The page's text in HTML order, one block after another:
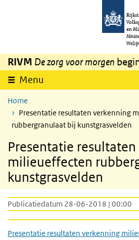
Overslaan en naar de inhoud gaan
en
RIVM De zorg voor morgen
Menu
Home
Presentatie resultaten verkenning
rubbergranulaat bij kunstgrasvelden
Presentatie
milieueffecten
kunstgrasvelden
Publicatiedatum 28-06-2018 | 00:00
Presentatie resultaten verkenning